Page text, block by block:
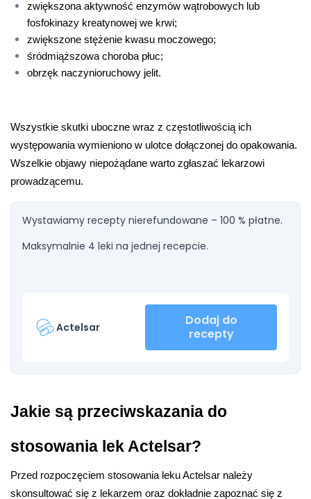
zwiększona aktywność enzymów wątrobowych lub
fosfokinazy kreatynowej we krwi;
zwiększone stężenie kwasu moczowego;
śródmiąższowa choroba płuc;
obrzęk naczynioruchowy jelit.
Wszystkie skutki uboczne wraz z częstotliwością ich
występowania wymieniono w ulotce dołączonej do opakowania.
Wszelkie objawy niepożądane warto zgłaszać lekarzowi
prowadzącemu.
Wystawiamy recepty nierefundowane – 100 % płatne.
Maksymalnie 4 leki na jednej recepcie.
Actelsar
Dodaj do
recepty
Jakie są przeciwskazania do
stosowania lek Actelsar?
Przed rozpoczęciem stosowania leku Actelsar należy
skonsultować się z lekarzem oraz dokładnie zapoznać się z